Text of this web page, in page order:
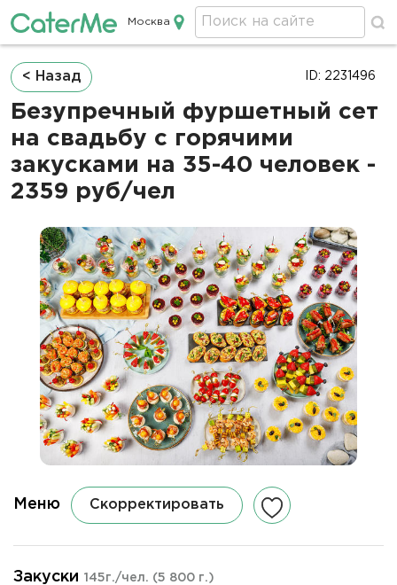
Кейтеринг в Москве
Москва
Строка
навигации
< Назад
Безупречный фуршетный сет
на свадьбу с горячими
закусками на 35-40 человек -
2359 руб/чел
ID: 2231496
Меню Скорректировать
Закуски 145г./чел. (5 800 г.)